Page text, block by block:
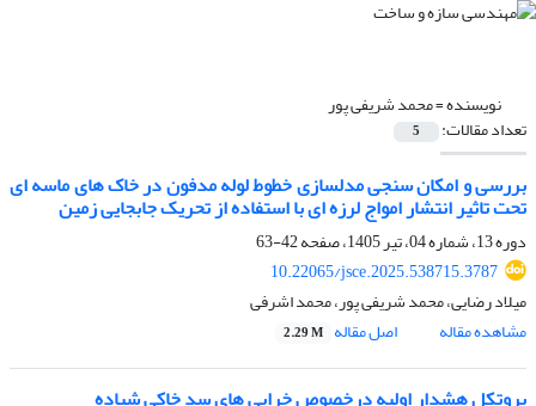
نویسنده =محمد شریفی پور
تعداد مقالات: 5
بررسی و امکان سنجی مدلسازی خطوط لوله مدفون در خاک های ماسه ای
تحت تاثیر انتشار امواج لرزه ای با استفاده از تحریک جابجایی زمین
دوره 13، شماره 04، تیر 1405، صفحه
42-63
10.22065/jsce.2025.538715.3787
میلاد رضایی، محمد شریفی پور، محمد اشرفی
مشاهده مقاله
اصل مقاله 2.29 M